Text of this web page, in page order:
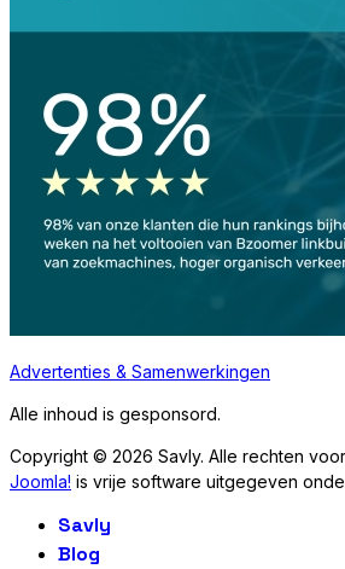
Advertenties & Samenwerkingen
Alle inhoud is gesponsord.
Copyright © 2026 Savly. Alle rechten
Joomla! is vrije software uitgegeven
Savly
Blog